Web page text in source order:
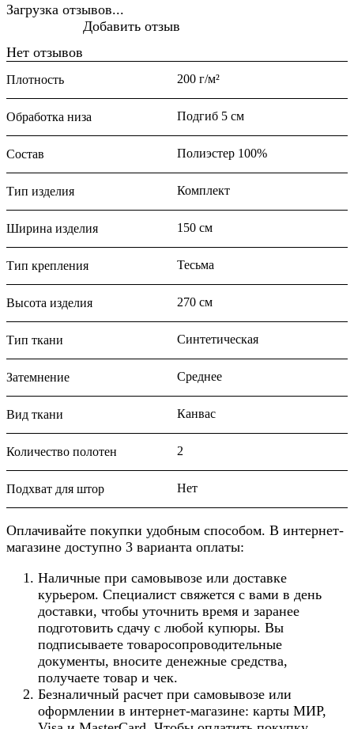
Загрузка отзывов...
Нет отзывов
Добавить отзыв
Плотность 200 г/м²
Обработка низа Подгиб 5 см
Состав Полиэстер 100%
Тип изделия Комплект
Ширина изделия 150 см
Тип крепления Тесьма
Высота изделия 270 см
Тип ткани Синтетическая
Затемнение Среднее
Вид ткани Канвас
Количество полотен 2
Подхват для штор Нет
Оплачивайте покупки удобным способом. В интернет-
магазине доступно 3 варианта оплаты:
Наличные при самовывозе или доставке
курьером. Специалист свяжется с вами в день
доставки, чтобы уточнить время и заранее
подготовить сдачу с любой купюры. Вы
подписываете товаросопроводительные
документы, вносите денежные средства,
получаете товар и чек.
Безналичный расчет при самовывозе или
оформлении в интернет-магазине: карты МИР,